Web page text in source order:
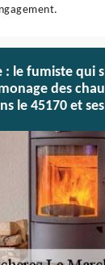
: le fumiste qui
des
le 45170 et